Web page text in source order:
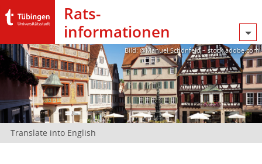
Rats­
informationen
Bild: @Manuel Schönfeld – stock.adobe.com
Translate into English